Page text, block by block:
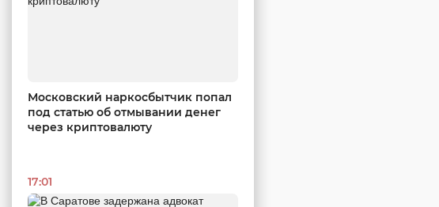
Московский наркосбытчик попал
под статью об отмывании денег
через криптовалюту
17:01